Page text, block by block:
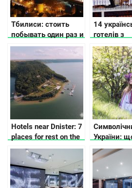
Тбилиси: стоить
побывать один раз и
влюбиться на всю
жизнь
14
готелів з
минулим
Hotels near Dnister: 7
places for rest on the
Dnisrer Canyon
України:
означають
візерунки
рушниках